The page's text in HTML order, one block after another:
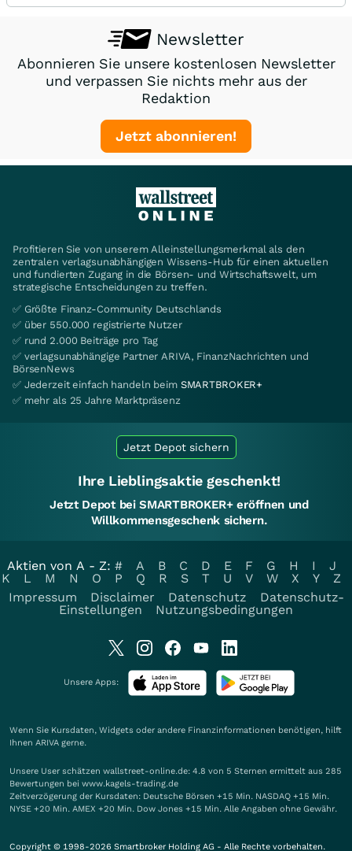
Newsletter
Abonnieren Sie unsere kostenlosen Newsletter
und verpassen Sie nichts mehr aus der
Redaktion
Jetzt abonnieren!
Profitieren Sie von unserem Alleinstellungsmerkmal als den
zentralen verlagsunabhängigen Wissens-Hub für einen aktuellen
und fundierten Zugang in die Börsen- und Wirtschaftswelt, um
strategische Entscheidungen zu treffen.
✅ Größte Finanz-Community Deutschlands
✅ über 550.000 registrierte Nutzer
✅ rund 2.000 Beiträge pro Tag
✅ verlagsunabhängige Partner ARIVA, FinanzNachrichten und
BörsenNews
✅ Jederzeit einfach handeln beim SMARTBROKER+
✅ mehr als 25 Jahre Marktpräsenz
Jetzt Depot sichern
Ihre Lieblingsaktie geschenkt!
Jetzt Depot bei SMARTBROKER+ eröffnen und
Willkommensgeschenk sichern.
Aktien von A - Z: # A B C D E F G H I
J
K
L M N O P Q R S T U V W X Y
Z
Impressum
Disclaimer Datenschutz
Datenschutz-
Einstellungen
Nutzungsbedingungen
Unsere Apps:
Wenn Sie Kursdaten, Widgets oder andere Finanzinformationen benötigen, hilft
Ihnen ARIVA gerne.
Unsere User schätzen wallstreet-online.de: 4.8 von 5 Sternen ermittelt aus 285
Bewertungen bei www.kagels-trading.de
Zeitverzögerung der Kursdaten: Deutsche Börsen +15 Min. NASDAQ +15 Min.
NYSE +20 Min. AMEX +20 Min. Dow Jones +15 Min. Alle Angaben ohne Gewähr.
Copyright © 1998-2026 Smartbroker Holding AG - Alle Rechte vorbehalten.